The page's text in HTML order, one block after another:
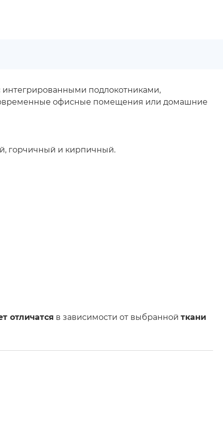
интегрированными подлокотниками,
офисные помещения или домашние
горчичный и кирпичный.
отличатся в зависимости от выбранной ткани